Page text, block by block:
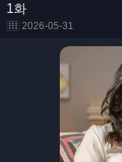
1화
2026-05-31